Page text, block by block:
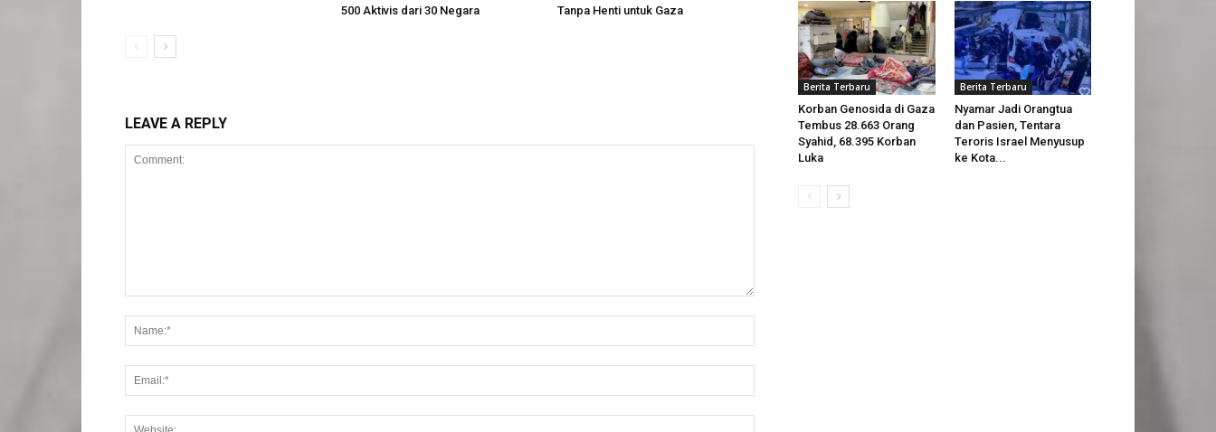
500 Aktivis dari 30 Negara
Tanpa Henti untuk Gaza
LEAVE A REPLY
Berita Terbaru
Korban Genosida di Gaza
Tembus 28.663 Orang
Syahid, 68.395 Korban
Luka
Berita Terbaru
Nyamar Jadi Orangtua
dan Pasien, Tentara
Teroris Israel Menyusup
ke Kota...